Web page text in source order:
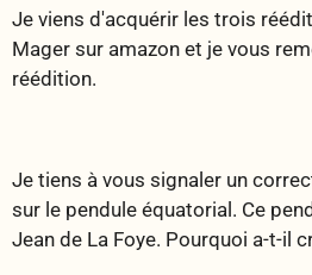
Je viens d'acquérir les trois
Mager sur amazon et je vous
réédition.
Je tiens à vous signaler un
sur le pendule équatorial. Ce
Jean de La Foye. Pourquoi a-t-il